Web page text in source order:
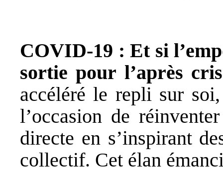
COVID-19 : Et si
sortie pour l’après
accéléré le repli sur
l’occasion de
directe en s’inspirant
collectif. Cet élan